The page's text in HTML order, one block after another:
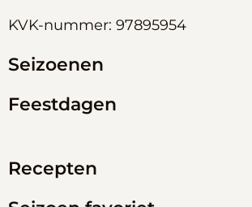
KVK-nummer: 97895954
Seizoenen
Feestdagen
Recepten